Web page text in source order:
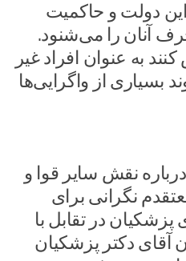
دولت و حاکمیت
آنان را می‌شنود.
به عنوان افراد غیر
بسیاری از واگرایی‌ها
نقش سایر قوا و
نگرانی برای
در تقابل با
آقای دکتر پزشکیان